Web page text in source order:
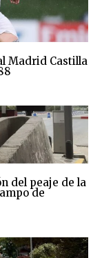
Madrid Castilla
del peaje de la
de